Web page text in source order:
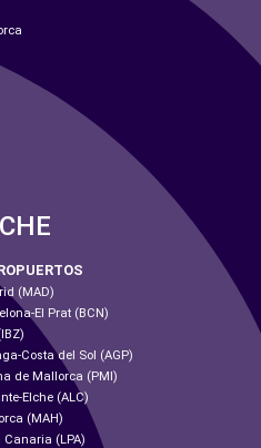
(MAD)
El Prat (BCN)
Costa del Sol (AGP)
de Mallorca (PMI)
Elche (ALC)
(MAH)
(LPA)